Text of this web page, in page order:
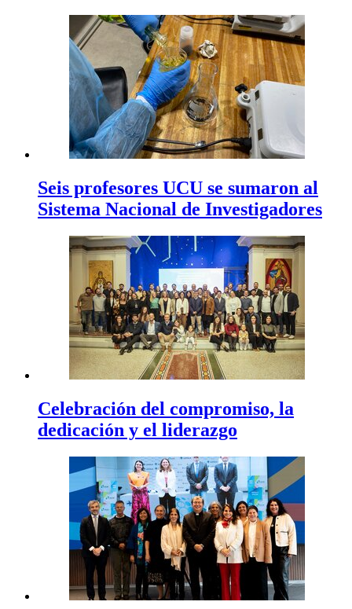
Seis profesores UCU se sumaron al
Sistema Nacional de Investigadores
Celebración del compromiso, la
dedicación y el liderazgo